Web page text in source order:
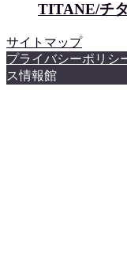
TITANE/チ
サイトマップ
プライバシーポリシ
ス情報館